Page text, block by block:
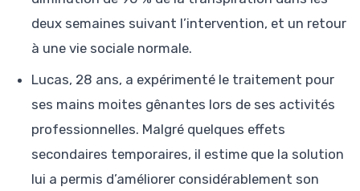
deux semaines suivant l’intervention, et un retour
à une vie sociale normale.
Lucas, 28 ans, a expérimenté le traitement pour
ses mains moites gênantes lors de ses activités
professionnelles. Malgré quelques effets
secondaires temporaires, il estime que la solution
lui a permis d’améliorer considérablement son